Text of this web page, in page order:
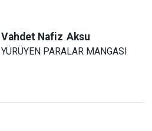
Vahdet Nafiz Aksu
YÜRÜYEN PARALAR MANGASI